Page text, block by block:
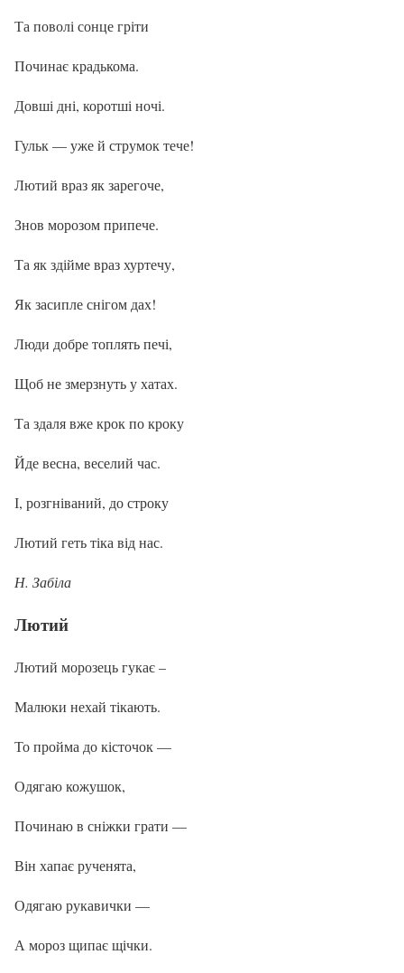
Та поволі сонце гріти
Починає крадькома.
Довші дні, коротші ночі.
Гульк — уже й струмок тече!
Лютий враз як зарегоче,
Знов морозом припече.
Та як здійме враз хуртечу,
Як засипле снігом дах!
Люди добре топлять печі,
Щоб не змерзнуть у хатах.
Та здаля вже крок по кроку
Йде весна, веселий час.
І, розгніваний, до строку
Лютий геть тіка від нас.
Н. Забіла
Лютий
Лютий морозець гукає –
Малюки нехай тікають.
То пройма до кісточок —
Одягаю кожушок,
Починаю в сніжки грати —
Він хапає рученята,
Одягаю рукавички —
А мороз щипає щічки.